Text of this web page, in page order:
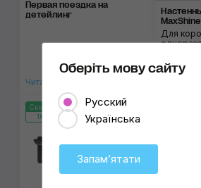
Первая поездка на
детейлинг
Читать статью
Для
1 210 ₴
Скидка 15%
166:15:24
Оберіть мову сайту
Русский
Українська
Запамʼятати